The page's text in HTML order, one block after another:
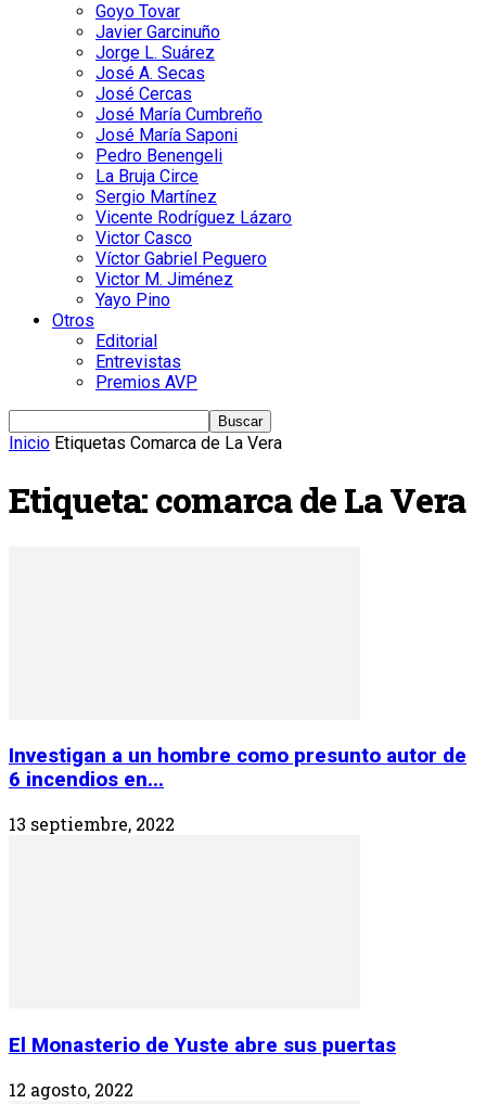
Goyo Tovar
Javier Garcinuño
Jorge L. Suárez
José A. Secas
José Cercas
José María Cumbreño
José María Saponi
Pedro Benengeli
La Bruja Circe
Sergio Martínez
Vicente Rodríguez Lázaro
Victor Casco
Víctor Gabriel Peguero
Victor M. Jiménez
Yayo Pino
Otros
Editorial
Entrevistas
Premios AVP
Inicio Etiquetas Comarca de La Vera
Etiqueta: comarca de La Vera
Investigan a un hombre como presunto autor de
6 incendios en...
13 septiembre, 2022
El Monasterio de Yuste abre sus puertas
12 agosto, 2022